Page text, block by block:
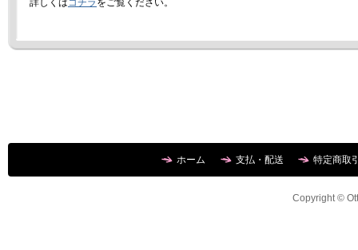
ホーム 支払・配送 特定商取
Copyright ©